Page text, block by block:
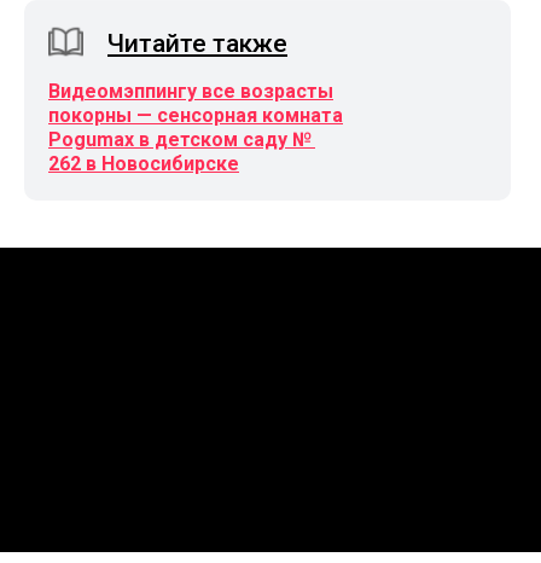
Читайте также
Видеомэппингу все возрасты
покорны — сенсорная комната
Pogumax в детском саду №
262 в Новосибирске